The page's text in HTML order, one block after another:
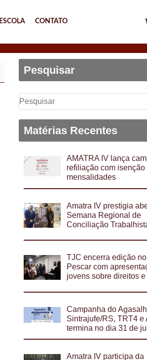
ESCOLA CONTATO
Pesquisar
Pesquisar
por:
Matérias Recentes
AMATRA IV lança
refiliação com isenção
mensalidades
Amatra IV prestigia
Semana Regional de
Conciliação
TJC encerra edição
Pescar com
jovens sobre direitos
Campanha do
Sintrajufe/RS, TRT4 e
termina no dia 31 de
Amatra IV participa da